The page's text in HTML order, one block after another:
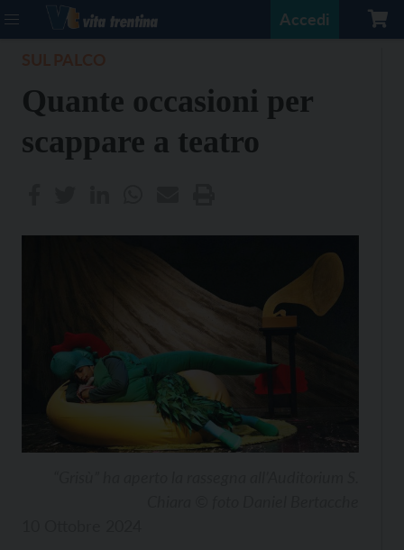
Accedi
Quante occasioni per
scappare a teatro